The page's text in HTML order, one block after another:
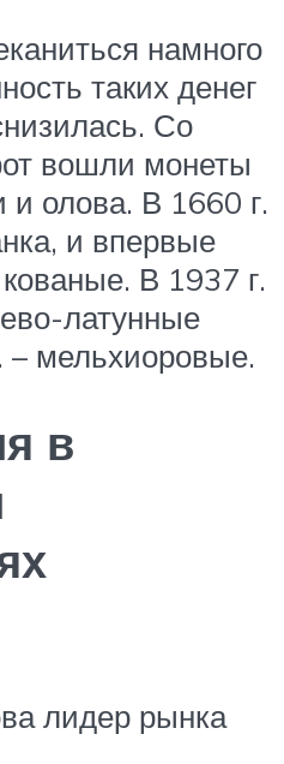
намного
таких денег
Со
вошли монеты
олова. В 1660 г.
и впервые
В 1937 г.
латунные
– мельхиоровые.
в
лидер рынка